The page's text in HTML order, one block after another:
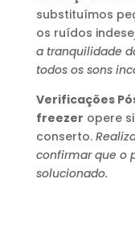
substituímos
os ruídos
a tranquilidade
todos os sons
Verificações
freezer opere
conserto.
confirmar que o
solucionado.